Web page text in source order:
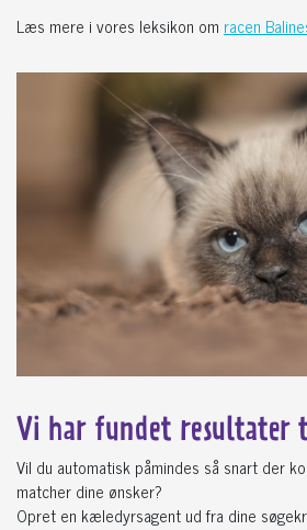
Læs mere i vores leksikon om racen
Vi har fundet resultater
Vil du automatisk påmindes så snart der
matcher dine ønsker?
Opret en kæledyrsagent ud fra dine